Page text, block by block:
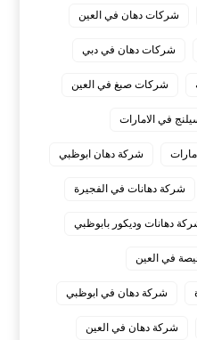
شركات دهان في العين
شركات دهان في دبي
شركات صبغ في العين
في الامارات
شركة دهان ابوظبي
شركة دهانات في الفجيرة
دهانات وديكور بابوظبي
في العين
شركة دهان في ابوظبي
شركة دهان في العين